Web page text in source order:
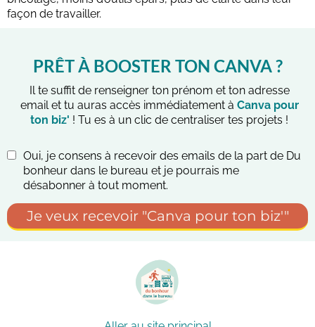
façon de travailler.
PRÊT À BOOSTER TON CANVA ?
Il te suffit de renseigner ton prénom et ton adresse
email et tu auras accès immédiatement à Canva pour
ton biz' ! Tu es à un clic de centraliser tes projets !
Oui, je consens à recevoir des emails de la part de Du
bonheur dans le bureau et je pourrais me
désabonner à tout moment.
Je veux recevoir "Canva pour ton biz'"